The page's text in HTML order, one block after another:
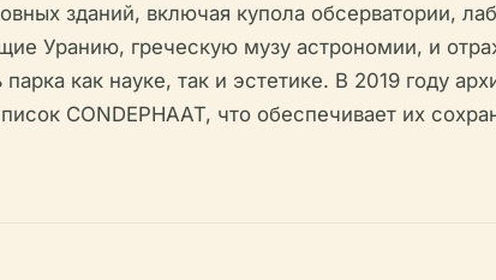
зданий, включая купола обсерватории,
Уранию, греческую музу астрономии, и
как науке, так и эстетике. В 2019 году
CONDEPHAAT, что обеспечивает их